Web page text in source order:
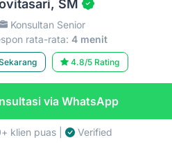
SM
Konsultan Senior
rata-rata: 4 menit
4.8/5 Rating
via WhatsApp
klien puas | Verified